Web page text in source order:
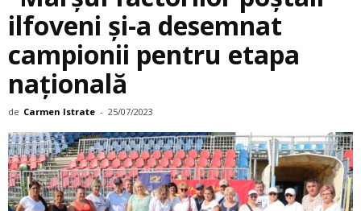
ilfoveni și-a desemnat
campionii pentru etapa
națională
de Carmen Istrate - 25/07/2023